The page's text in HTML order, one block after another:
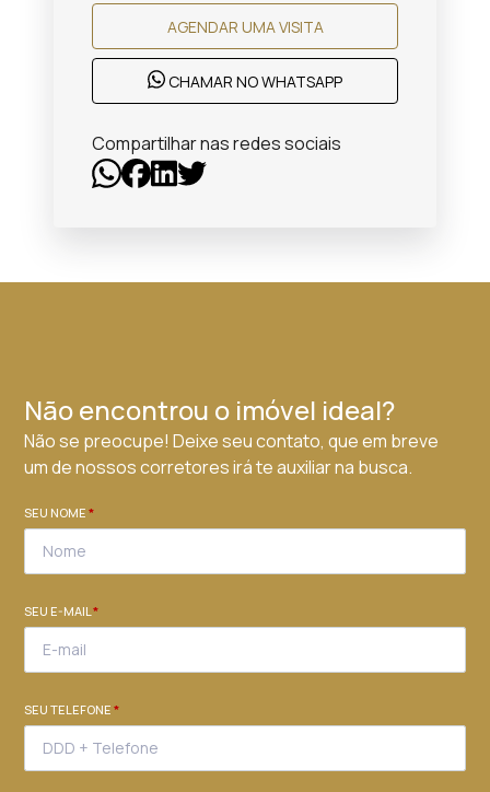
AGENDAR UMA VISITA
CHAMAR NO WHATSAPP
Compartilhar nas redes sociais
Não encontrou o imóvel ideal?
Não se preocupe! Deixe seu contato, que em breve
um de nossos corretores irá te auxiliar na busca.
SEU NOME*
SEU E-MAIL*
SEU TELEFONE*